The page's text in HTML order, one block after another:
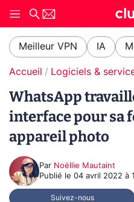
Meilleur VPN IA
Accueil Logiciels &
WhatsApp
interface pour sa
appareil photo
Par Noëllie Mautaint
Publié le 04 avril 2022 à
Suivez-nous